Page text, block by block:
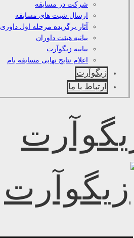
شرکت در مسابقه
ارسال شیت های مسابقه
آثار برگزیده مرحله اول داوری
بیانیه هیئت داوران
بیانیه زیگوآرت
اعلام نتایج نهایی مسابقه بام
زیگوآرت
ارتباط با ما